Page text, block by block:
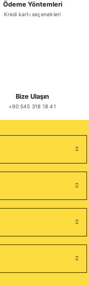
Ödeme Yöntemleri
Kredi kartı seçenekleri
Bize Ulaşın
+90 545 318 18 41